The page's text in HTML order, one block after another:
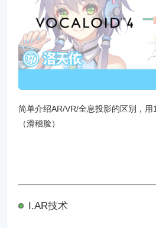
简单介绍AR/VR/全息投影的区别，
（滑稽脸）
I.AR技术